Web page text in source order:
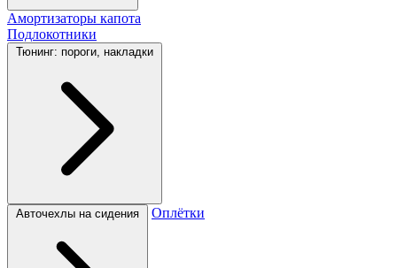
Амортизаторы капота
Подлокотники
Тюнинг: пороги, накладки
Авточехлы на сидения Оплётки